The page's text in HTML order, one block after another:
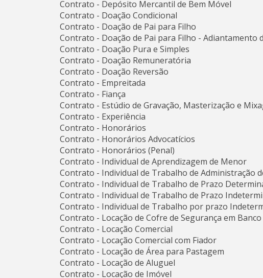
Contrato - Depósito Mercantil de Bem Móvel
Contrato - Doação Condicional
Contrato - Doação de Pai para Filho
Contrato - Doação de Pai para Filho - Adiantamento
Contrato - Doação Pura e Simples
Contrato - Doação Remuneratória
Contrato - Doação Reversão
Contrato - Empreitada
Contrato - Fiança
Contrato - Estúdio de Gravação, Masterização e
Contrato - Experiência
Contrato - Honorários
Contrato - Honorários Advocatícios
Contrato - Honorários (Penal)
Contrato - Individual de Aprendizagem de Menor
Contrato - Individual de Trabalho de Administração
Contrato - Individual de Trabalho de Prazo
Contrato - Individual de Trabalho de Prazo
Contrato - Individual de Trabalho por prazo
Contrato - Locação de Cofre de Segurança em Banco
Contrato - Locação Comercial
Contrato - Locação Comercial com Fiador
Contrato - Locação de Área para Pastagem
Contrato - Locação de Aluguel
Contrato - Locação de Imóvel